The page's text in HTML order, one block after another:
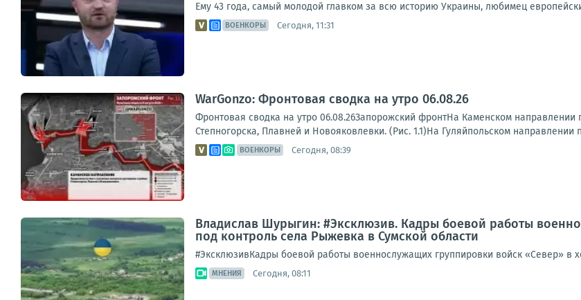
Ему 43 года, самый молодой главком за всю историю Украины, любимец
ВОЕНКОРЫ Сегодня, 11:31
WarGonzo: Фронтовая сводка на утро 06.08.26
Фронтовая сводка на утро 06.08.26Запорожский фронтНа Каменском
Степногорска, Плавней и Новояковлевки. (Рис. 1.1)На Гуляйпольском направлении
ВОЕНКОРЫ Сегодня, 08:39
Владислав Шурыгин: #Эксклюзив. Кадры боевой работы
под контроль села Рыжевка в Сумской области
#ЭксклюзивКадры боевой работы военнослужащих группировки войск «Север» в
МНЕНИЯ Сегодня, 08:11